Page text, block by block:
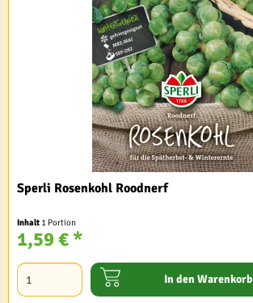
Sperli Rosenkohl Roodnerf
Inhalt 1 Portion
1,59 € *
In den Warenkorb